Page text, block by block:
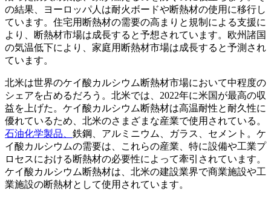
の結果、ヨーロッパ人は耐火ボードや断熱材の使用に移行し
ています。住宅用断熱材の需要の高まりと規制による支援に
より、断熱材市場は成長すると予想されています。欧州諸国
の気温低下により、家庭用断熱材市場は成長すると予測され
ています。
北米は世界のケイ酸カルシウム断熱材市場において中程度の
シェアを占めるだろう。北米では、2022年に米国が最高の収
益を上げた。ケイ酸カルシウム断熱材は高温耐性と耐久性に
優れているため、北米のさまざまな産業で使用されている。
石油化学製品、 鉄鋼、アルミニウム、ガラス、セメント。ケ
イ酸カルシウムの需要は、これらの産業、特に設備や工業プ
ロセスにおける断熱材の必要性によって牽引されています。
ケイ酸カルシウム断熱材は、北米の建設業界で商業施設や工
業施設の断熱材として使用されています。